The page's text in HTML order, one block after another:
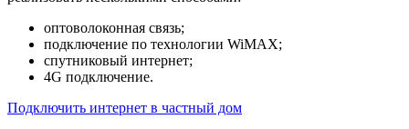
оптоволоконная связь;
подключение по технологии WiMAX;
спутниковый интернет;
4G подключение.
Подключить интернет в частный дом